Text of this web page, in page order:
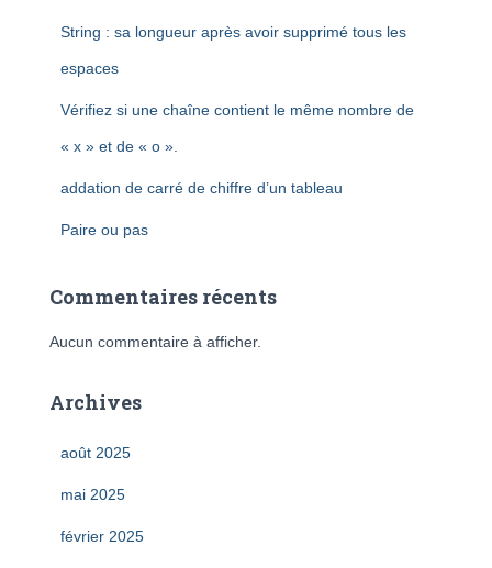
String : sa longueur après avoir supprimé tous les
espaces
Vérifiez si une chaîne contient le même nombre de
« x » et de « o ».
addation de carré de chiffre d’un tableau
Paire ou pas
Commentaires récents
Aucun commentaire à afficher.
Archives
août 2025
mai 2025
février 2025